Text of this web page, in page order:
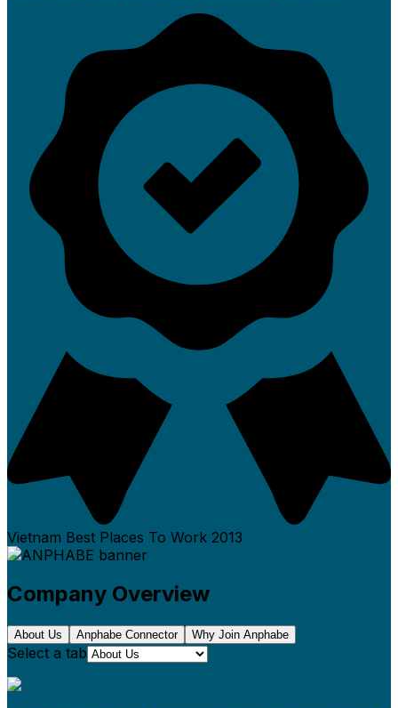
Vietnam Best Places To Work 2013
Company Overview
About Us Anphabe Connector Why Join Anphabe
Select a tab